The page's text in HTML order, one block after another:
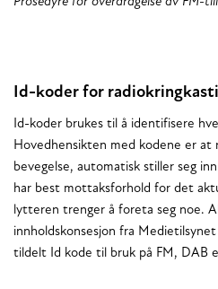
Id-koder for
Id-koder brukes til å identifisere
Hovedhensikten med kodene er at
bevegelse, automatisk stiller seg
har best mottaksforhold for det
lytteren trenger å foreta seg noe.
innholdskonsesjon fra
tildelt Id kode til bruk på FM, DAB